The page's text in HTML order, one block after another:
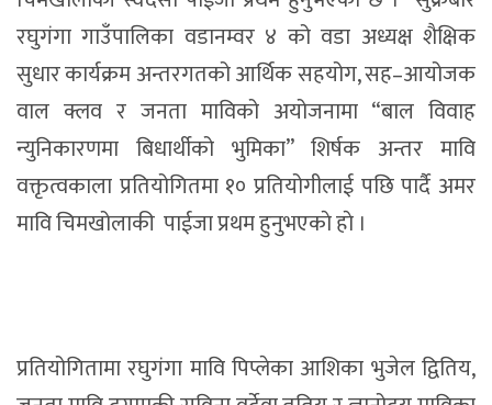
रघुगंगा गाउँपालिका वडानम्वर ४ को वडा अध्यक्ष शैक्षिक
सुधार कार्यक्रम अन्तरगतको आर्थिक सहयोग, सह–आयोजक
वाल क्लव र जनता माविको अयोजनामा “बाल विवाह
न्युनिकारणमा बिधार्थीको भुमिका” शिर्षक अन्तर मावि
वक्तृत्वकाला प्रतियोगितमा १० प्रतियोगीलाई पछि पार्दै अमर
मावि चिमखोलाकी पाईजा प्रथम हुनुभएकाे हाे ।
प्रतियोगितामा रघुगंगा मावि पिप्लेका आशिका भुजेल द्वितिय,